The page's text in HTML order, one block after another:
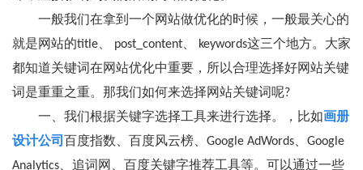
一般我们在拿到一个网站做优化的时候，一般最关心的
就是网站的title、 post_content、 keywords这三个地方。大家
都知道关键词在网站优化中重要，所以合理选择好网站关键
词是重重之重。那我们如何来选择网站关键词呢?
一、我们根据关键字选择工具来进行选择。，比如画册
设计公司 百度指数、百度风云榜、Google AdWords、Google
Analytics、追词网、百度关键字推荐工具等。可以通过一些